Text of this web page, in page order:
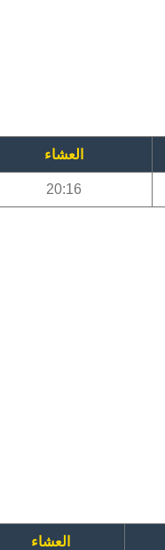
العشاء
20:16
العشاء